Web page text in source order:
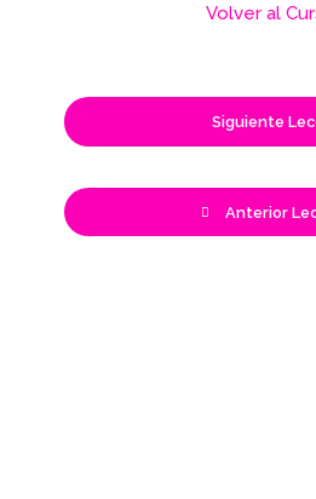
Anterior
Volver al
Siguiente